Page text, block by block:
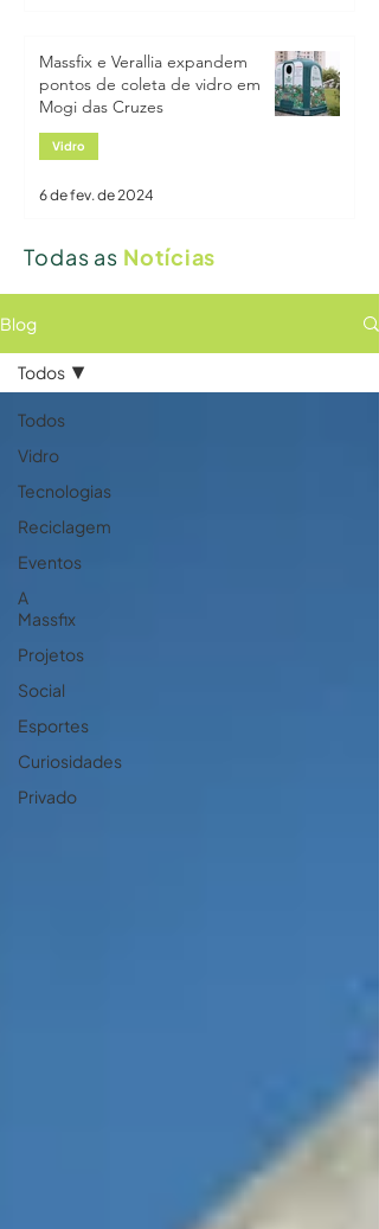
Massfix e Verallia expandem
pontos de coleta de vidro em
Mogi das Cruzes
Vidro
6 de fev. de 2024
Todas as Notícias
Blog
Todos
Vidro
Tecnologias
Reciclagem
Eventos
A
Massfix
Projetos
Social
Esportes
Curiosidades
Privado
Todos